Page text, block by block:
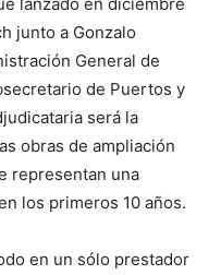
junto a Gonzalo
General de
de Puertos y
será la
obras de ampliación
representan una
los primeros 10 años.
en un sólo prestador